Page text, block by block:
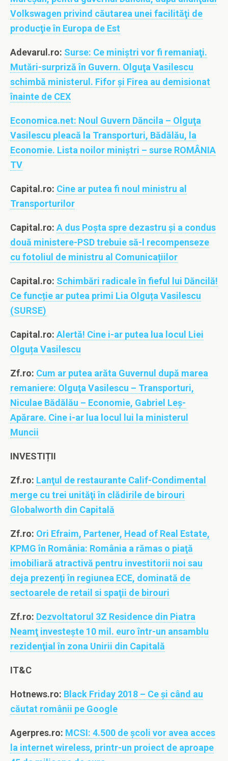
Volkswagen privind căutarea unei facilităţi de
producţie în Europa de Est
Adevarul.ro: Surse: Ce miniştri vor fi remaniaţi.
Mutări-surpriză în Guvern. Olguţa Vasilescu
schimbă ministerul. Fifor şi Firea au demisionat
înainte de CEX
Economica.net: Noul Guvern Dăncila – Olguţa
Vasilescu pleacă la Transporturi, Bădălău, la
Economie. Lista noilor miniştri – surse ROMÂNIA
TV
Capital.ro: Cine ar putea fi noul ministru al
Transporturilor
Capital.ro: A dus Poșta spre dezastru și a condus
două ministere-PSD trebuie să-l recompenseze
cu fotoliul de ministru al Comunicațiilor
Capital.ro: Schimbări radicale în fieful lui Dăncilă!
Ce funcție ar putea primi Lia Olguța Vasilescu
(SURSE)
Capital.ro: Alertă! Cine i-ar putea lua locul Liei
Olguța Vasilescu
Zf.ro: Cum ar putea arăta Guvernul după marea
remaniere: Olguţa Vasilescu – Transporturi,
Niculae Bădălău – Economie, Gabriel Leş-
Apărare. Cine i-ar lua locul lui la ministerul
Muncii
INVESTIȚII
Zf.ro: Lanţul de restaurante Calif-Condimental
merge cu trei unităţi în clădirile de birouri
Globalworth din Capitală
Zf.ro: Ori Efraim, Partener, Head of Real Estate,
KPMG în România: România a rămas o piaţă
imobiliară atractivă pentru investitorii noi sau
deja prezenţi în regiunea ECE, dominată de
sectoarele de retail si spaţii de birouri
Zf.ro: Dezvoltatorul 3Z Residence din Piatra
Neamţ investeşte 10 mil. euro într-un ansamblu
rezidenţial în zona Unirii din Capitală
IT&C
Hotnews.ro: Black Friday 2018 – Ce și când au
căutat românii pe Google
Agerpres.ro: MCSI: 4.500 de şcoli vor avea acces
la internet wireless, printr-un proiect de aproape